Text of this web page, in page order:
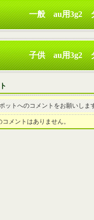
一般 au用3g2
子供 au用3g2
ットへのコメントをお願いしま
メントはありません。